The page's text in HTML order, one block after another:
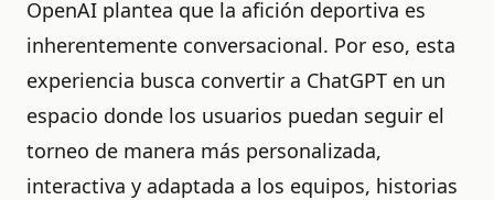
OpenAI plantea que la afición deportiva es
inherentemente conversacional. Por eso, esta
experiencia busca convertir a ChatGPT en un
espacio donde los usuarios puedan seguir el
torneo de manera más personalizada,
interactiva y adaptada a los equipos, historias